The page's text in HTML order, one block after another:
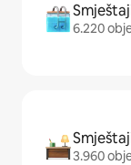
6.220
3.960